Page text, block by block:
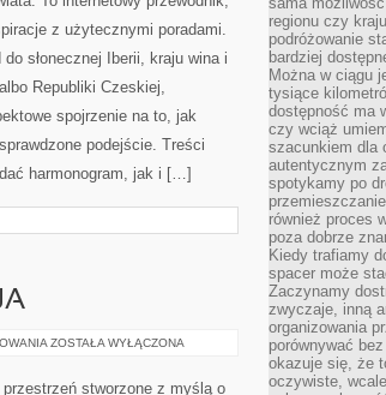
z użytecznymi poradami.
słonecznej Iberii, kraju wina i
Republiki Czeskiej,
spojrzenie na to, jak
podejście. Treści
harmonogram, jak i […]
ROZWÓJ
KOMUNIKACJA
ZOSTAŁA WYŁĄCZONA
stworzone z myślą o
regionu czy
podróżowanie
bardziej
Można w ciągu
tysiące
dostępność ma
czy wciąż
szacunkiem dla
autentycznym
spotykamy po
również proces
poza dobrze
Kiedy trafiamy
spacer może
Zaczynamy
zwyczaje, inną
organizowania
porównywać
okazuje się, że
oczywiste,